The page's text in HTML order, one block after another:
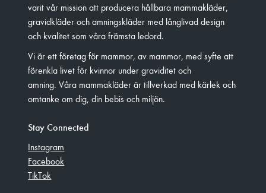
varit vår mission att producera hållbara mammakläder,
gravidkläder och amningskläder med långlivad design
och kvalitet som våra främsta ledord.
Vi är ett företag för mammor, av mammor, med syfte att
förenkla livet för kvinnor under graviditet och
amning. Våra mammakläder är tillverkad med kärlek och
omtanke om dig, din bebis och miljön.
Stay Connected
Instagram
Facebook
TikTok